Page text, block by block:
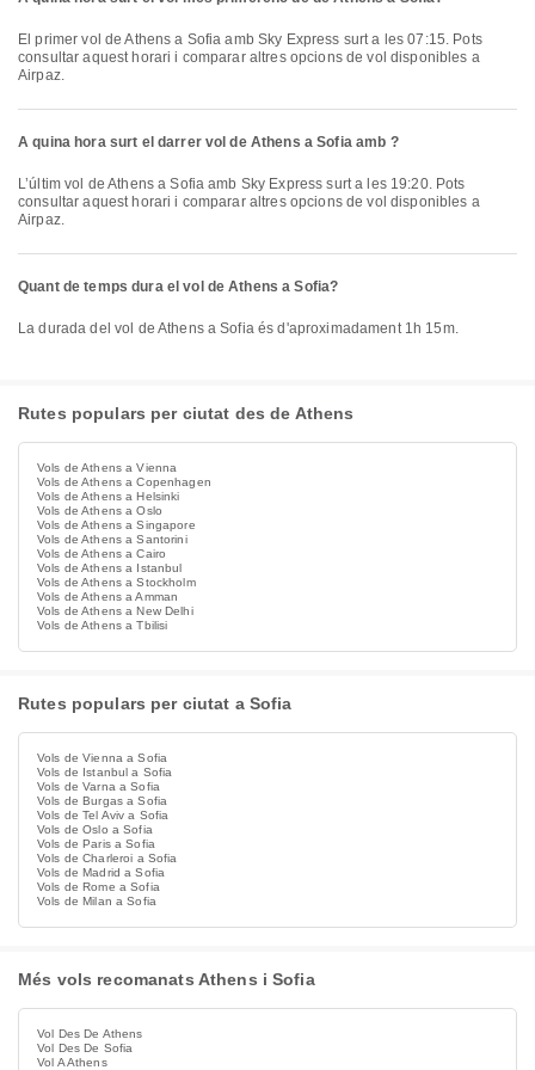
El primer vol de Athens a Sofia amb Sky Express surt a les 07:15. Pots
consultar aquest horari i comparar altres opcions de vol disponibles a
Airpaz.
A quina hora surt el darrer vol de Athens a Sofia amb ?
L’últim vol de Athens a Sofia amb Sky Express surt a les 19:20. Pots
consultar aquest horari i comparar altres opcions de vol disponibles a
Airpaz.
Quant de temps dura el vol de Athens a Sofia?
La durada del vol de Athens a Sofia és d'aproximadament 1h 15m.
Rutes populars per ciutat des de Athens
Vols de Athens a Vienna
Vols de Athens a Copenhagen
Vols de Athens a Helsinki
Vols de Athens a Oslo
Vols de Athens a Singapore
Vols de Athens a Santorini
Vols de Athens a Cairo
Vols de Athens a Istanbul
Vols de Athens a Stockholm
Vols de Athens a Amman
Vols de Athens a New Delhi
Vols de Athens a Tbilisi
Rutes populars per ciutat a Sofia
Vols de Vienna a Sofia
Vols de Istanbul a Sofia
Vols de Varna a Sofia
Vols de Burgas a Sofia
Vols de Tel Aviv a Sofia
Vols de Oslo a Sofia
Vols de Paris a Sofia
Vols de Charleroi a Sofia
Vols de Madrid a Sofia
Vols de Rome a Sofia
Vols de Milan a Sofia
Més vols recomanats Athens i Sofia
Vol Des De Athens
Vol Des De Sofia
Vol A Athens